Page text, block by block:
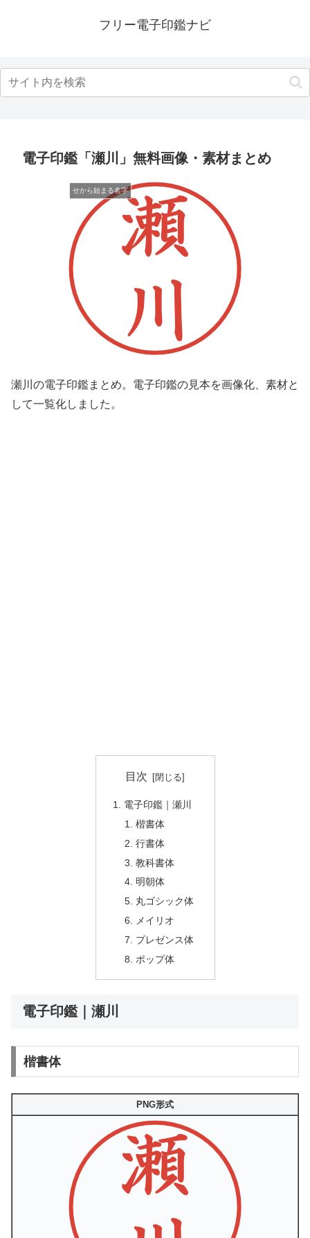
フリー電子印鑑ナビ
電子印鑑「瀬川」無料画像・素材まとめ
せから始まる名字
瀬川の電子印鑑まとめ。電子印鑑の見本を画像化、素材と
して一覧化しました。
目次
電子印鑑｜瀬川
楷書体
行書体
教科書体
明朝体
丸ゴシック体
メイリオ
プレゼンス体
ポップ体
電子印鑑｜瀬川
楷書体
PNG形式